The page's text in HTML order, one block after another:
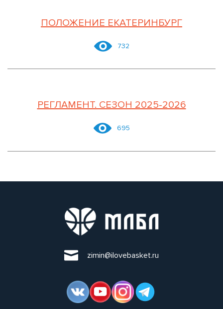
ПОЛОЖЕНИЕ ЕКАТЕРИНБУРГ
732
РЕГЛАМЕНТ. СЕЗОН 2025-2026
695
zimin@ilovebasket.ru